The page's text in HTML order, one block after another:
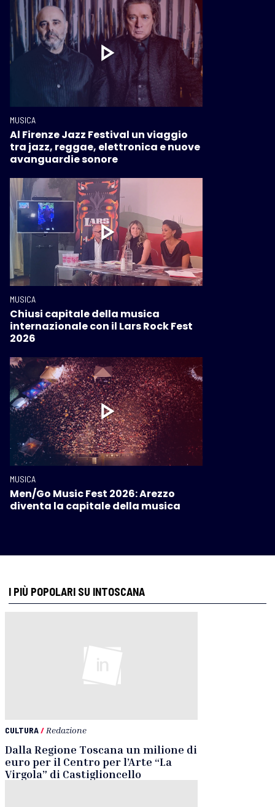
MUSICA
Al Firenze Jazz Festival un viaggio
tra jazz, reggae, elettronica e nuove
avanguardie sonore
MUSICA
Chiusi capitale della musica
internazionale con il Lars Rock Fest
2026
MUSICA
Men/Go Music Fest 2026: Arezzo
diventa la capitale della musica
I PIÙ POPOLARI SU INTOSCANA
CULTURA/ Redazione
Dalla Regione Toscana un milione di
euro per il Centro per l’Arte “La
Virgola” di Castiglioncello